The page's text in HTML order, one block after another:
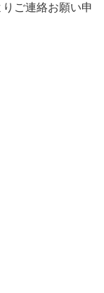
りご連絡お願い申